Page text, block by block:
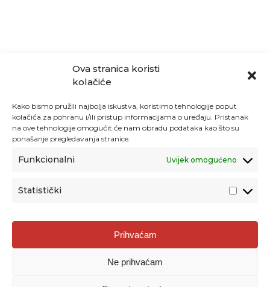
Ova stranica koristi
kolačiće
Kako bismo pružili najbolja iskustva, koristimo tehnologije poput
kolačića za pohranu i/ili pristup informacijama o uređaju. Pristanak
na ove tehnologije omogućit će nam obradu podataka kao što su
ponašanje pregledavanja stranice.
Funkcionalni Uvijek omogućeno
Statistički
Prihvaćam
Ne prihvaćam
Agencija za odgoj i obrazovanje
Donje Svetice 38, 10000 Zagreb
1778129